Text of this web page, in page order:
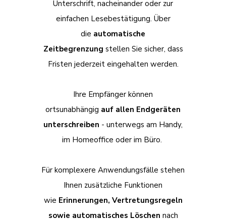
Unterschrift, nacheinander oder zur
einfachen Lesebestätigung. Über
die automatische
Zeitbegrenzung stellen Sie sicher, dass
Fristen jederzeit eingehalten werden.
Ihre Empfänger können
ortsunabhängig auf allen Endgeräten
unterschreiben - unterwegs am Handy,
im Homeoffice oder im Büro.
Für komplexere Anwendungsfälle stehen
Ihnen zusätzliche Funktionen
wie Erinnerungen, Vertretungsregeln
sowie automatisches Löschen nach